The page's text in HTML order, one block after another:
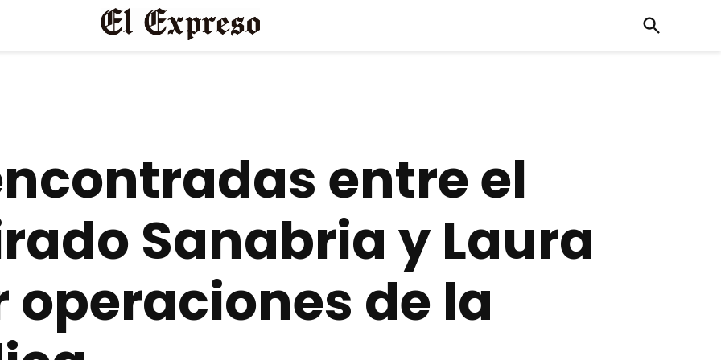
Open
Search
entre el
Sanabria y Laura
operaciones de la